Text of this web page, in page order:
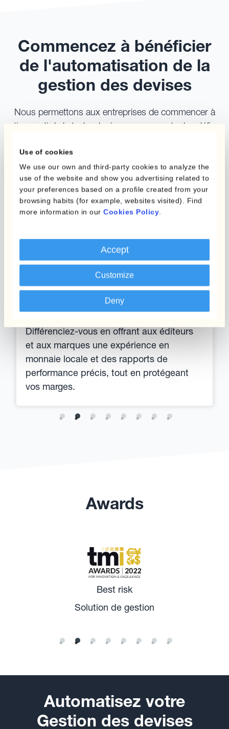
Use of cookies
We use our own and third-party cookies to analyze the
use of the website and show you advertising related to
your preferences based on a profile created from your
browsing habits (for example, websites visited). Find
more information in our Cookies Policy.
Accept
Customize
Deny
Commencez à bénéficier
de l'automatisation de la
gestion des devises
Nous permettons aux entreprises de commencer à
tirer parti de la technologie pour surmonter les défis
Publicité en ligne
Différenciez-vous en offrant aux éditeurs
et aux marques une expérience en
monnaie locale et des rapports de
performance précis, tout en protégeant
vos marges.
Awards
Best risk
Solution de gestion
Automatisez votre
Gestion des devises